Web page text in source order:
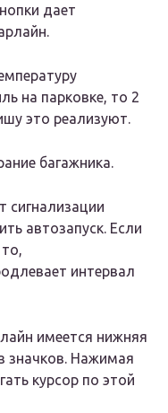
дает
на парковке, то 2
это реализуют.
багажника.
сигнализации
автозапуск. Если
интервал
имеется нижняя
значков. Нажимая
курсор по этой